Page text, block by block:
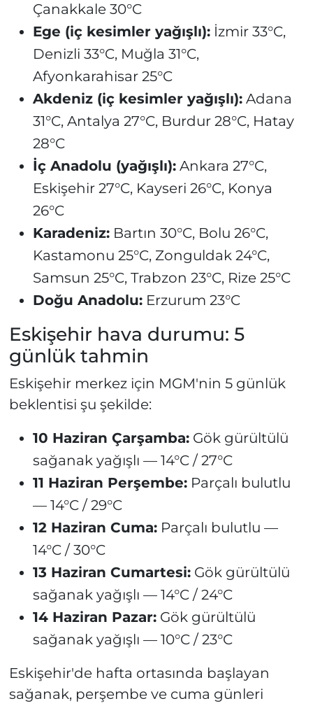
Çanakkale 30°C
Ege (iç kesimler yağışlı):İzmir 33°C,
Denizli 33°C, Muğla 31°C,
Afyonkarahisar 25°C
Akdeniz (iç kesimler yağışlı):Adana
31°C, Antalya 27°C, Burdur 28°C, Hatay
28°C
İç Anadolu (yağışlı):Ankara 27°C,
Eskişehir 27°C, Kayseri 26°C, Konya
26°C
Karadeniz:Bartın 30°C, Bolu 26°C,
Kastamonu 25°C, Zonguldak 24°C,
Samsun 25°C, Trabzon 23°C, Rize 25°C
Doğu Anadolu:Erzurum 23°C
Eskişehir hava durumu: 5
günlük tahmin
Eskişehir merkez için MGM'nin 5 günlük
beklentisi şu şekilde:
10 Haziran Çarşamba:Gök gürültülü
sağanak yağışlı — 14°C / 27°C
11 Haziran Perşembe:Parçalı bulutlu
— 14°C / 29°C
12 Haziran Cuma:Parçalı bulutlu —
14°C / 30°C
13 Haziran Cumartesi:Gök gürültülü
sağanak yağışlı — 14°C / 24°C
14 Haziran Pazar:Gök gürültülü
sağanak yağışlı — 10°C / 23°C
Eskişehir'de hafta ortasında başlayan
sağanak, perşembe ve cuma günleri